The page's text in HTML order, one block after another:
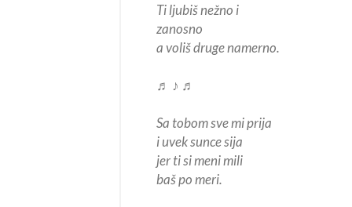
Ti ljubiš nežno i
zanosno
a voliš druge namerno.
♬ ♪ ♬
Sa tobom sve mi prija
i uvek sunce sija
jer ti si meni mili
baš po meri.